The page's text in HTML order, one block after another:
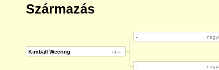
Származás
Kimball Weering apa
-
-